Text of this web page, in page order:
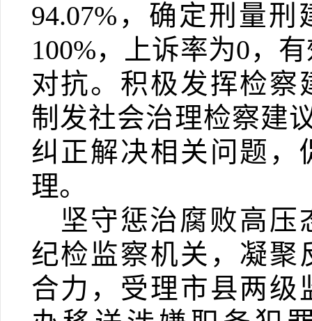
94.07% ，确定刑量刑
100%，上诉率为0，
对抗。积极发挥检察
制发社会治理检察建
纠正解决相关问题，
理。
坚守惩治腐败高压
纪检监察机关，凝聚
合力，受理市县两级